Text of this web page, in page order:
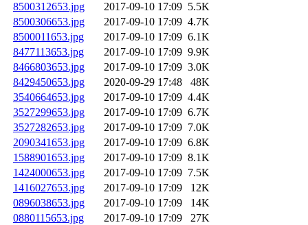
8500312653.jpg
2017-09-10 17:09 5.5K
8500306653.jpg
2017-09-10 17:09 4.7K
8500011653.jpg
2017-09-10 17:09 6.1K
8477113653.jpg
2017-09-10 17:09 9.9K
8466803653.jpg
2017-09-10 17:09 3.0K
8429450653.jpg
2020-09-29 17:48
48K
3540664653.jpg
2017-09-10 17:09 4.4K
3527299653.jpg
2017-09-10 17:09 6.7K
3527282653.jpg
2017-09-10 17:09 7.0K
2090341653.jpg
2017-09-10 17:09 6.8K
1588901653.jpg
2017-09-10 17:09 8.1K
1424000653.jpg
2017-09-10 17:09 7.5K
1416027653.jpg
2017-09-10 17:09
12K
0896038653.jpg
2017-09-10 17:09
14K
0880115653.jpg
2017-09-10 17:09
27K